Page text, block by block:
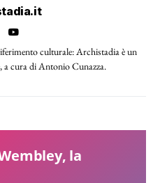
culturale: Archistadia è un
a cura di Antonio Cunazza.
la